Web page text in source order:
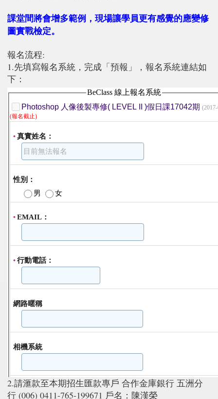
課堂間將會增多範例，現場讓學員更有感覺的應變修
圖實戰檢定。
報名流程:
1.先填寫報名系統，完成「預報」，報名系統連結如
下：
2.請滙款至本期招生匯款專戶 合作金庫銀行 五洲分
行 (006) 0411-765-199671 戶名：陳漢榮